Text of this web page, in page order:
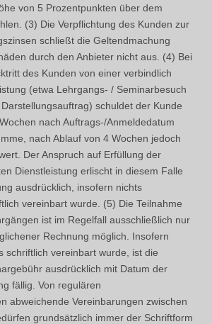
von 5 Prozentpunkten über dem
(3) Die Verpflichtung des Kunden zur
schließt die Geltendmachung
durch den Anbieter nicht aus. (4) Bei
des Kunden von einer verbindlich
(etwa Lehrgangs- / Seminarbesuch
schuldet der Kunde
nach Auftrags-/Anmeldedatum
nach Ablauf von 4 Wochen jedoch
Der Anspruch auf Erfüllung der
Dienstleistung erlischt in diesem Falle
ausdrücklich, insofern nichts
vereinbart wurde. (5) Die Teilnahme
ist im Regelfall ausschließlich nur
Rechnung möglich. Insofern
schriftlich vereinbart wurde, ist die
ausdrücklich mit Datum der
fällig. Von regulären
abweichende Vereinbarungen zwischen
grundsätzlich immer der Schriftform